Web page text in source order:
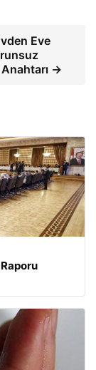
Eve
Anahtarı →